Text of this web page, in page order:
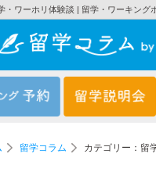
・ワーホリ体験談 | 留学・ワーキング
留学コラム カテゴリー：留